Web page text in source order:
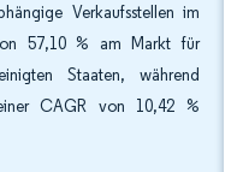
Verkaufsstellen im
57,10 % am Markt für
Staaten, während
CAGR von 10,42 %